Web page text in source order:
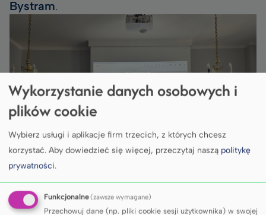
Bystram.
Pierwsze posiedzenie wyznaczyło kierunki
Wykorzystanie danych osobowych i
plików cookie
Wybierz usługi i aplikacje firm trzecich, z których chcesz
korzystać. Aby dowiedzieć się więcej, przeczytaj naszą politykę
prywatności.
Funkcjonalne(zawsze wymagane)
Przechowuj dane (np. pliki cookie sesji użytkownika) w swojej